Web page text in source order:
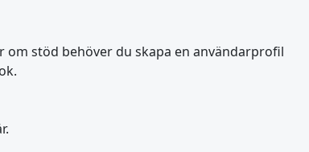
stöd behöver du skapa en användarprofil